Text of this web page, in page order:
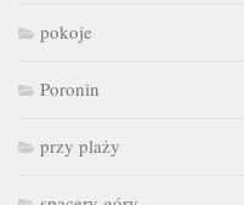
pokoje
Poronin
przy plaży